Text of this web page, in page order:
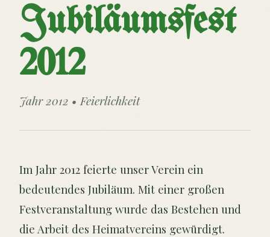
Jubiläumsfest
2012
Jahr 2012 • Feierlichkeit
Im Jahr 2012 feierte unser Verein ein
bedeutendes Jubiläum. Mit einer großen
Festveranstaltung wurde das Bestehen und
die Arbeit des Heimatvereins gewürdigt.